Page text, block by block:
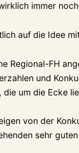
immer
auf die Idee
Regional-FH
und
die um die Ecke
von der
sehr guten